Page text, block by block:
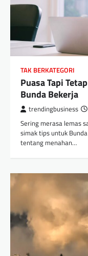
TAK BERKATEGORI
Puasa Tapi
Bunda Bekerja
trendingbusiness
Sering merasa lemas
simak tips untuk
tentang menahan…